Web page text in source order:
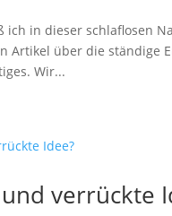
ich in dieser schlaflosen
Artikel über die ständige
Wir...
verrückte